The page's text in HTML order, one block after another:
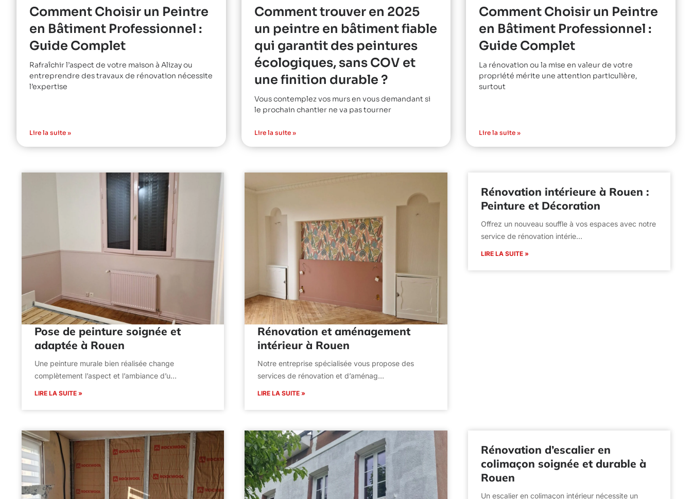
Comment Choisir un Peintre
en Bâtiment Professionnel :
Guide Complet
Rafraîchir l’aspect de votre maison à Alizay ou
entreprendre des travaux de rénovation nécessite
l’expertise
Lire la suite »
Comment trouver en 2025
un peintre en bâtiment fiable
qui garantit des peintures
écologiques, sans COV et
une finition durable ?
Vous contemplez vos murs en vous demandant si
le prochain chantier ne va pas tourner
Lire la suite »
Comment Choisir un Peintre
en Bâtiment Professionnel :
Guide Complet
La rénovation ou la mise en valeur de votre
propriété mérite une attention particulière,
surtout
Lire la suite »
Pose de peinture soignée et
adaptée à Rouen
Une peinture murale bien réalisée change
complètement l’aspect et l’ambiance d’u…
LIRE LA SUITE »
Rénovation et aménagement
intérieur à Rouen
Notre entreprise spécialisée vous propose des
services de rénovation et d’aménag…
LIRE LA SUITE »
Rénovation intérieure à Rouen :
Peinture et Décoration
Offrez un nouveau souffle à vos espaces avec notre
service de rénovation intérie…
LIRE LA SUITE »
Rénovation d’escalier en
colimaçon soignée et durable à
Rouen
Un escalier en colimaçon intérieur nécessite un